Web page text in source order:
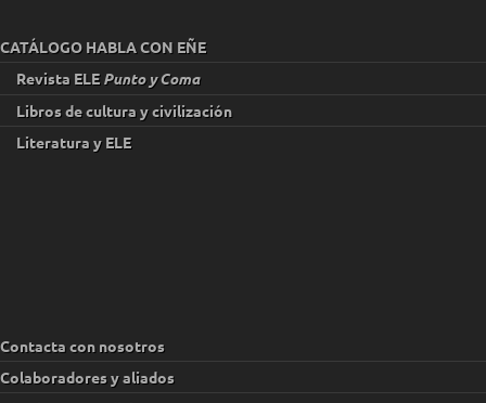
CATÁLOGO HABLA CON EÑE
Revista ELEPunto y Coma
Libros de cultura y civilización
Literatura y ELE
Contacta con nosotros
Colaboradores y aliados